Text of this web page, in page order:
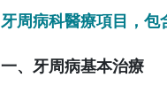
牙周病科醫療項目，
一、牙周病基本治療